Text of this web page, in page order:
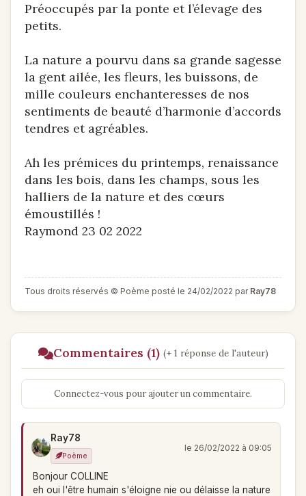
Préoccupés par la ponte et l’élevage des
petits.
La nature a pourvu dans sa grande sagesse
la gent ailée, les fleurs, les buissons, de
mille couleurs enchanteresses de nos
sentiments de beauté d’harmonie d’accords
tendres et agréables.
Ah les prémices du printemps, renaissance
dans les bois, dans les champs, sous les
halliers de la nature et des cœurs
émoustillés !
Raymond 23 02 2022
Tous droits réservés © Poème posté le 24/02/2022 par Ray78
Commentaires (1) (+ 1 réponse de l'auteur)
Connectez-vous pour ajouter un commentaire.
Ray78
Poème
le 26/02/2022 à 09:05
Bonjour COLLINE
eh oui l'être humain s'éloigne nie ou délaisse la nature